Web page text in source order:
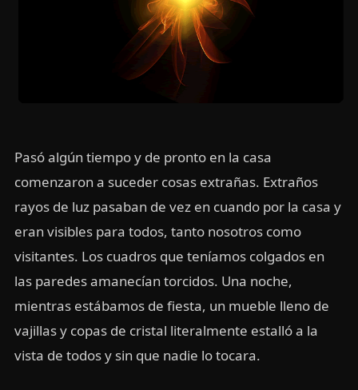
Pasó algún tiempo y de pronto en la casa
comenzaron a suceder cosas extrañas. Extraños
rayos de luz pasaban de vez en cuando por la casa y
eran visibles para todos, tanto nosotros como
visitantes. Los cuadros que teníamos colgados en
las paredes amanecían torcidos. Una noche,
mientras estábamos de fiesta, un mueble lleno de
vajillas y copas de cristal literalmente estalló a la
vista de todos y sin que nadie lo tocara.